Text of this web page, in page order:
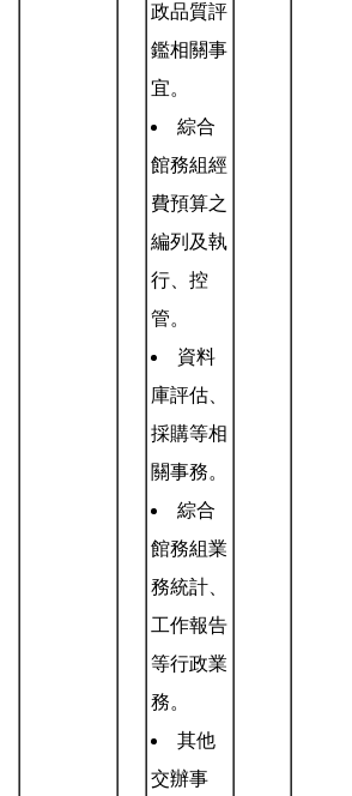
政品質評
鑑相關事
宜。
綜合
館務組經
費預算之
編列及執
行、控
管。
資料
庫評估、
採購等相
關事務。
綜合
館務組業
務統計、
工作報告
等行政業
務。
其他
交辦事